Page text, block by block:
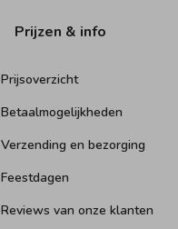
Prijzen & info
Prijsoverzicht
Betaalmogelijkheden
Verzending en bezorging
Feestdagen
Reviews van onze klanten